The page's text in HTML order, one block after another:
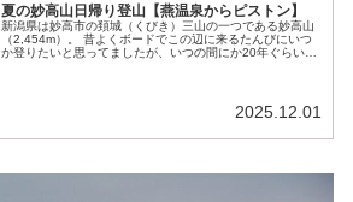
夏の妙高山日帰り登山【燕温泉からピストン】
新潟県は妙高市の頚城（くびき）三山の一つである妙高山
（2,454m）。 昔よくボードでこの辺に来るたんびにいつ
か登りたいと思ってましたが、いつの間にか20年ぐらい経
2025.12.01